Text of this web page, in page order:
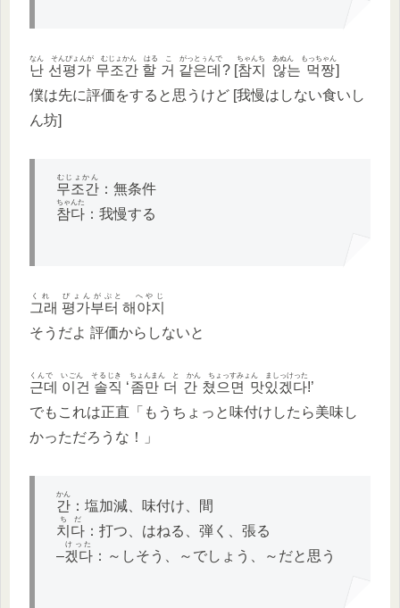
난 선평가 무조간 할 거 같은데
なん そんぴょんが むじょかん はる こ がっとぅんで
? [참지 않는 먹짱
ちゃんち あぬん もっちゃん
]
僕は先に評価をすると思うけど [我慢はしない食いし
ん坊]
무조간
むじょかん
：無条件
참다
ちゃんた
：我慢する
그래 평가부터 해야지
くれ ぴょんがぷと へやじ
そうだよ 評価からしないと
근데 이건 솔직
くんで いごん そるじき
‘좀만 더 간 쳤으면 맛있겠다
ちょんまん と かん ちょっすみょん ましっけった
!’
でもこれは正直「もうちょっと味付けしたら美味し
かっただろうな！」
간
かん
：塩加減、味付け、間
치다
ちだ
：打つ、はねる、弾く、張る
–겠다
けった
：～しそう、～でしょう、～だと思う